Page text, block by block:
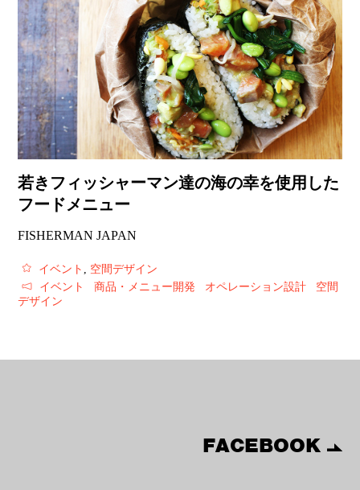
若きフィッシャーマン達の海の幸を使用した
フードメニュー
FISHERMAN JAPAN
イベント , 空間デザイン
イベント
商品・メニュー開発 オペレーション設計
空間
デザイン
FACEBOOK